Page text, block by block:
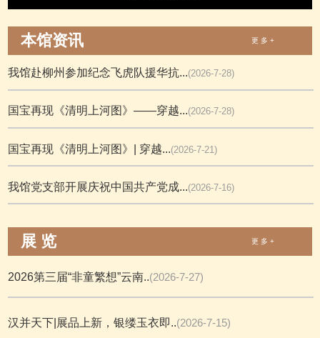
本馆资讯 更 多 +
我馆赴柳州参加纪念飞虎队援华抗...(2026-7-28)
国宝再现《清明上河图》——穿越...(2026-7-28)
国宝再现《清明上河图》| 穿越...(2026-7-21)
我馆党支部开展庆祝中国共产党成...(2026-7-16)
展 览 更 多 +
2026第三届“非童繁想”云南..(2026-7-27)
汉并天下|展品上新，银缕玉衣即..(2026-7-15)